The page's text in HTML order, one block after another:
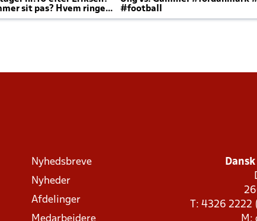
sit pas? Hvem ringer
til efter kampe?
#football
Nyhedsbreve
Nyheder
Afdelinger
T: 4326 2222